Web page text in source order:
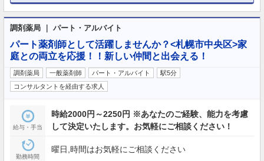
調剤薬局 ｜ パート・アルバイト
パート薬剤師として活躍しませんか？<札幌市中央区>家
庭との両立を応援！！新しい仲間と出会える！
調剤薬局 一般薬剤師 パート・アルバイト
駅5分
コンサルタントを経由する求人
給与・手当
時給2000円～2250円 ※あなたのご経験、能力を考慮
して決定いたします。お気軽にご相談ください！
勤務時間
曜日,時間はお気軽にご相談ください